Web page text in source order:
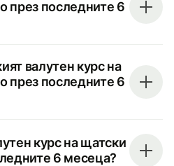
през последните 6
валутен курс на
през последните 6
курс на щатски
6 месеца?